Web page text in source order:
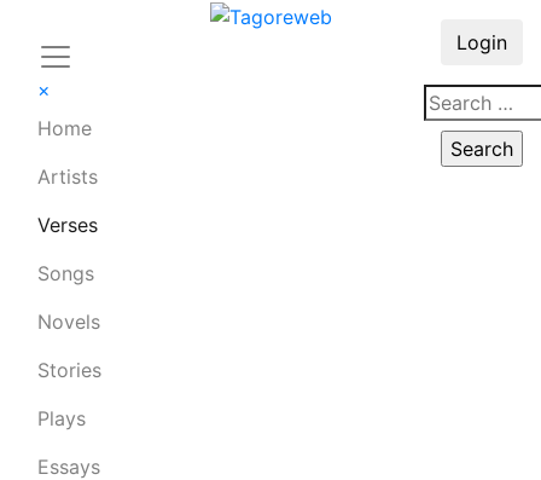
×
Home
Artists
Verses
Songs
Novels
Stories
Plays
Essays
Login